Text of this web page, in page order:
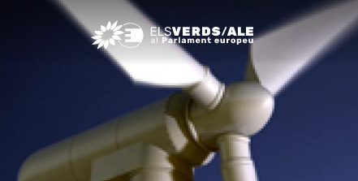
Greens/EFA Home